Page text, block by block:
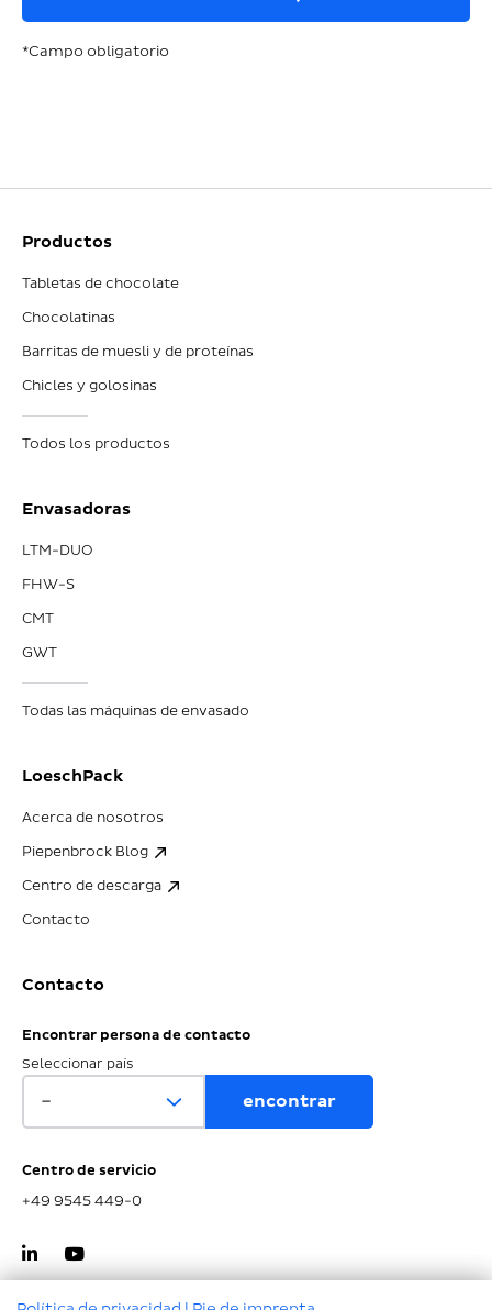
*Campo obligatorio
Productos
Tabletas de chocolate
Chocolatinas
Barritas de muesli y de proteínas
Chicles y golosinas
Todos los productos
Envasadoras
LTM-DUO
FHW-S
CMT
GWT
Todas las máquinas de envasado
LoeschPack
Acerca de nosotros
Piepenbrock Blog
Centro de descarga
Contacto
Contacto
Encontrar persona de contacto
Seleccionar país
Centro de servicio
+49 9545 449-0